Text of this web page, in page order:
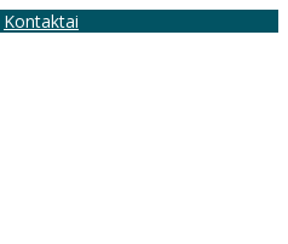
Kontaktai